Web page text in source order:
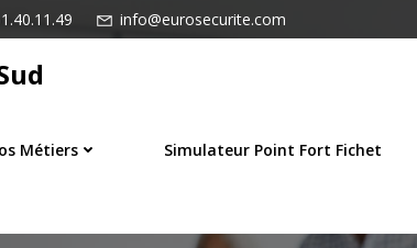
info@eurosecurite.com
Métiers Simulateur Point Fort Fichet